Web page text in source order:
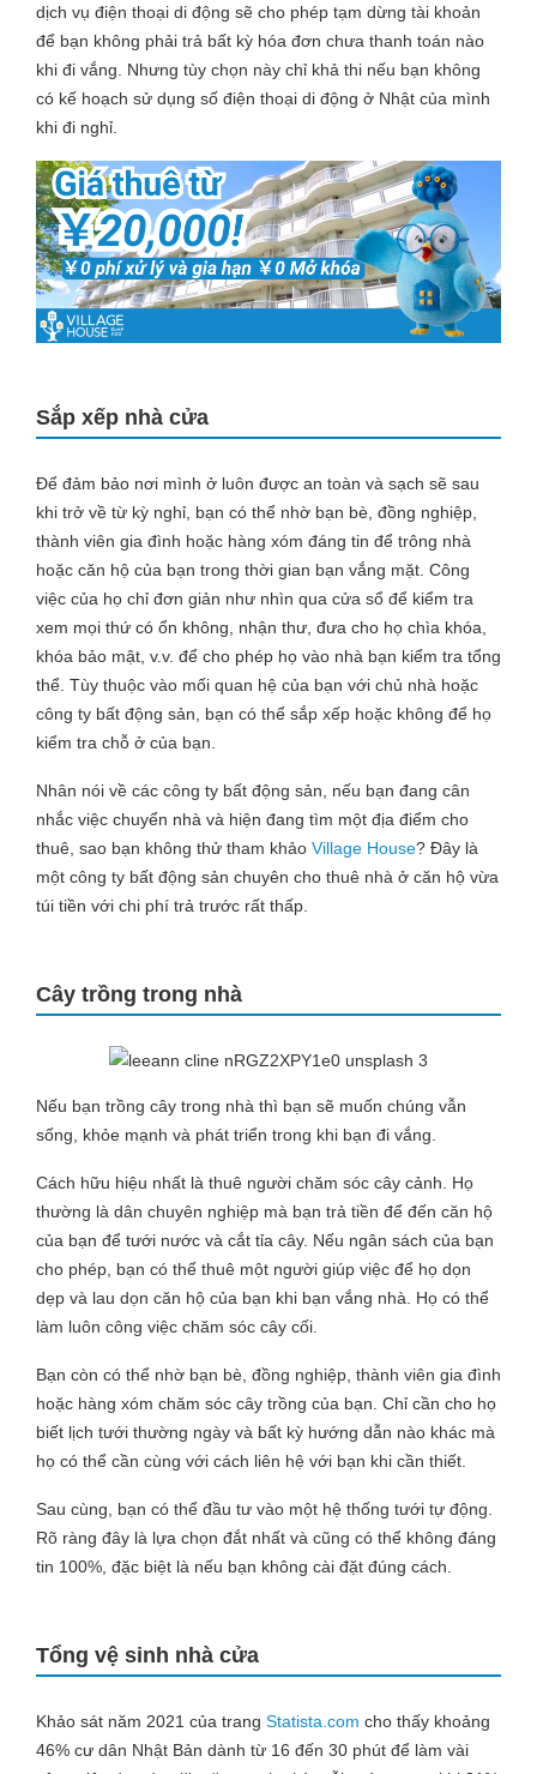
dịch vụ điện thoại di động sẽ cho phép tạm dừng tài khoản
để bạn không phải trả bất kỳ hóa đơn chưa thanh toán nào
khi đi vắng. Nhưng tùy chọn này chỉ khả thi nếu bạn không
có kế hoạch sử dụng số điện thoại di động ở Nhật của mình
khi đi nghỉ.
Sắp xếp nhà cửa
Để đảm bảo nơi mình ở luôn được an toàn và sạch sẽ sau
khi trở về từ kỳ nghỉ, bạn có thể nhờ bạn bè, đồng nghiệp,
thành viên gia đình hoặc hàng xóm đáng tin để trông nhà
hoặc căn hộ của bạn trong thời gian bạn vắng mặt. Công
việc của họ chỉ đơn giản như nhìn qua cửa sổ để kiểm tra
xem mọi thứ có ổn không, nhận thư, đưa cho họ chìa khóa,
khóa bảo mật, v.v. để cho phép họ vào nhà bạn kiểm tra tổng
thể. Tùy thuộc vào mối quan hệ của bạn với chủ nhà hoặc
công ty bất động sản, bạn có thể sắp xếp hoặc không để họ
kiểm tra chỗ ở của bạn.
Nhân nói về các công ty bất động sản, nếu bạn đang cân
nhắc việc chuyển nhà và hiện đang tìm một địa điểm cho
thuê, sao bạn không thử tham khảo Village House? Đây là
một công ty bất động sản chuyên cho thuê nhà ở căn hộ vừa
túi tiền với chi phí trả trước rất thấp.
Cây trồng trong nhà
Nếu bạn trồng cây trong nhà thì bạn sẽ muốn chúng vẫn
sống, khỏe mạnh và phát triển trong khi bạn đi vắng.
Cách hữu hiệu nhất là thuê người chăm sóc cây cảnh. Họ
thường là dân chuyên nghiệp mà bạn trả tiền để đến căn hộ
của bạn để tưới nước và cắt tỉa cây. Nếu ngân sách của bạn
cho phép, bạn có thể thuê một người giúp việc để họ dọn
dẹp và lau dọn căn hộ của bạn khi bạn vắng nhà. Họ có thể
làm luôn công việc chăm sóc cây cối.
Bạn còn có thể nhờ bạn bè, đồng nghiệp, thành viên gia đình
hoặc hàng xóm chăm sóc cây trồng của bạn. Chỉ cần cho họ
biết lịch tưới thường ngày và bất kỳ hướng dẫn nào khác mà
họ có thể cần cùng với cách liên hệ với bạn khi cần thiết.
Sau cùng, bạn có thể đầu tư vào một hệ thống tưới tự động.
Rõ ràng đây là lựa chọn đắt nhất và cũng có thể không đáng
tin 100%, đặc biệt là nếu bạn không cài đặt đúng cách.
Tổng vệ sinh nhà cửa
Khảo sát năm 2021 của trang Statista.com cho thấy khoảng
46% cư dân Nhật Bản dành từ 16 đến 30 phút để làm vài